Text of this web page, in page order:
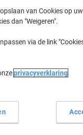
van Cookies op
dan "Weigeren".
via de link
privacyverklaring